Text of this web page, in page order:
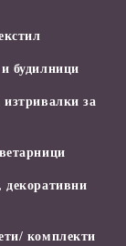
будилници
за
декоративни
комплекти